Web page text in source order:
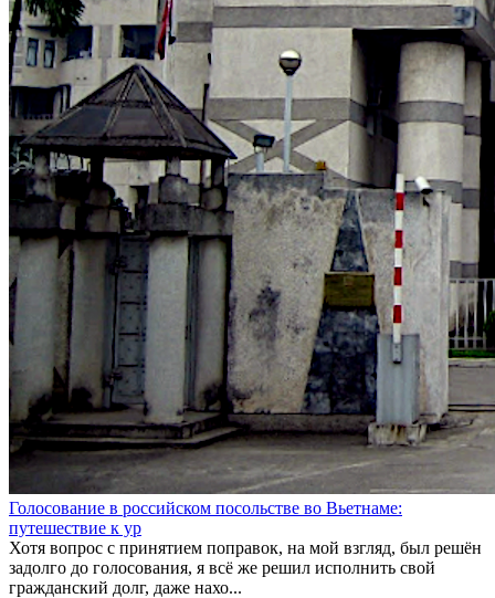
Голосование в российском посольстве во Вьетнаме:
путешествие к ур
Хотя вопрос с принятием поправок, на мой взгляд, был решён
задолго до голосования, я всё же решил исполнить свой
гражданский долг, даже нахо...